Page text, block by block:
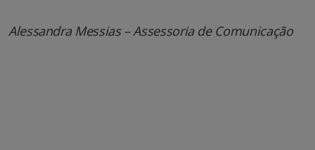
Alessandra Messias – Assessoria de Comunicação